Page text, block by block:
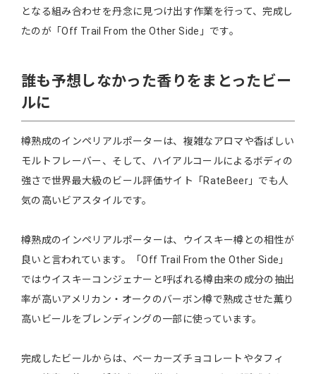
となる組み合わせを丹念に⾒つけ出す作業を⾏って、完成し
たのが「Off Trail From the Other Side」です。
誰も予想しなかった香りをまとったビー
ルに
樽熟成のインペリアルポーターは、複雑なアロマや香ばしい
モルトフレーバー、そして、ハイアルコールによるボディの
強さで世界最大級のビール評価サイト「RateBeer」でも人
気の高いビアスタイルです。
樽熟成のインペリアルポーターは、ウイスキー樽との相性が
良いと言われています。「Off Trail From the Other Side」
ではウイスキーコンジェナーと呼ばれる樽由来の成分の抽出
率が高いアメリカン・オークのバーボン樽で熟成させた薫り
高いビールをブレンディングの一部に使っています。
完成したビールからは、ベーカーズチョコレートやタフィ